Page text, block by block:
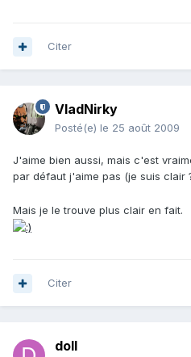
Citer
VladNirky
Posté(e) le 25 août 2009
J'aime bien aussi, mais c'est
par défaut j'aime pas (je suis clair
Mais je le trouve plus clair en fait.
Citer
doll